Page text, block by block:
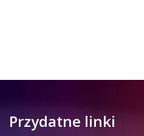
Przydatne linki